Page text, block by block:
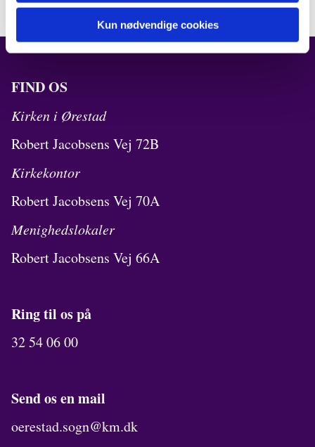
Kun nødvendige cookies
FIND OS
Kirken i Ørestad
Robert Jacobsens Vej 72B
Kirkekontor
Robert Jacobsens Vej 70A
Menighedslokaler
Robert Jacobsens Vej 66A
Ring til os på
32 54 06 00
Send os en mail
oerestad.sogn@km.dk